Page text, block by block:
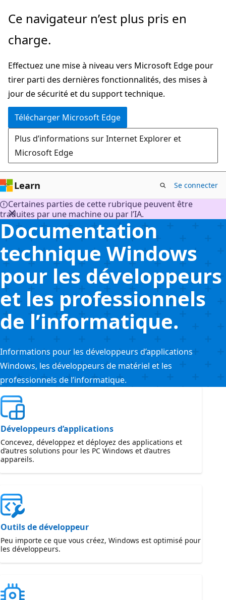
Passer
directement
au
principal
Ce navigateur n’est plus pris en
charge.
Effectuez une mise à niveau vers Microsoft Edge pour
tirer parti des dernières fonctionnalités, des mises à
jour de sécurité et du support technique.
Télécharger Microsoft Edge
Plus d’informations sur Internet Explorer et
Microsoft Edge
Learn Se connecter
Certaines parties de cette rubrique peuvent être
traduites par une machine ou par l’IA.
Documentation
technique Windows
pour les développeurs
et les professionnels
de l’informatique.
Informations pour les développeurs d’applications
Windows, les développeurs de matériel et les
professionnels de l’informatique.
Développeurs d’applications
Concevez, développez et déployez des applications et
d’autres solutions pour les PC Windows et d’autres
appareils.
Outils de développeur
Peu importe ce que vous créez, Windows est optimisé pour
les développeurs.